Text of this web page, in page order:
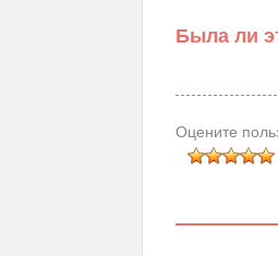
Была ли
Оцените